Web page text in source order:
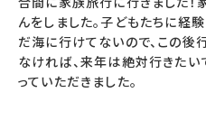
んをしました。子どもたちに経
だ海に行けてないので、この後
なければ、来年は絶対行きたい
っていただきました。